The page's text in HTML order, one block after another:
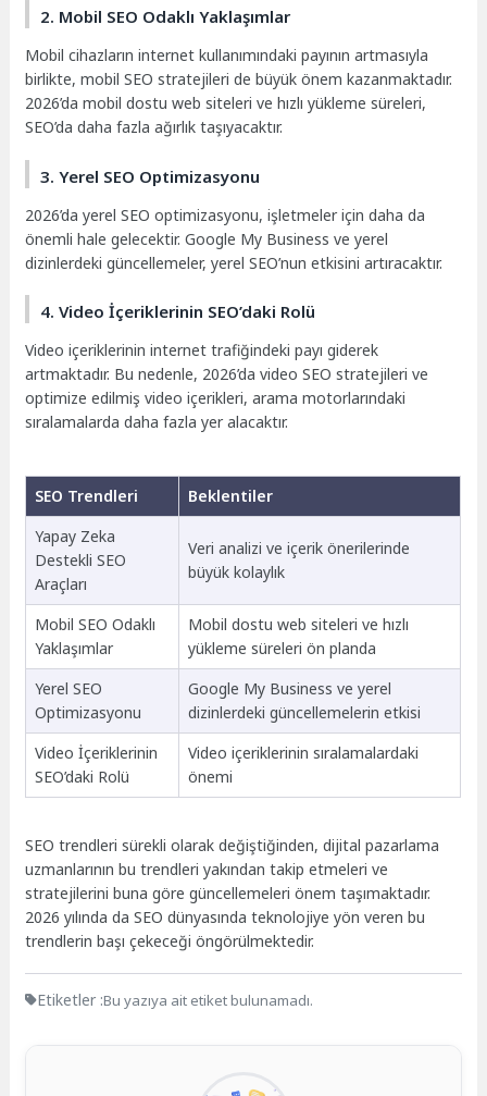
2. Mobil SEO Odaklı Yaklaşımlar
Mobil cihazların internet kullanımındaki payının artmasıyla
birlikte, mobil SEO stratejileri de büyük önem kazanmaktadır.
2026’da mobil dostu web siteleri ve hızlı yükleme süreleri,
SEO’da daha fazla ağırlık taşıyacaktır.
3. Yerel SEO Optimizasyonu
2026’da yerel SEO optimizasyonu, işletmeler için daha da
önemli hale gelecektir. Google My Business ve yerel
dizinlerdeki güncellemeler, yerel SEO’nun etkisini artıracaktır.
4. Video İçeriklerinin SEO’daki Rolü
Video içeriklerinin internet trafiğindeki payı giderek
artmaktadır. Bu nedenle, 2026’da video SEO stratejileri ve
optimize edilmiş video içerikleri, arama motorlarındaki
sıralamalarda daha fazla yer alacaktır.
SEO Trendleri
Beklentiler
Yapay Zeka
Destekli SEO
Araçları
Veri analizi ve içerik önerilerinde
büyük kolaylık
Mobil SEO Odaklı
Yaklaşımlar
Mobil dostu web siteleri ve hızlı
yükleme süreleri ön planda
Yerel SEO
Optimizasyonu
Google My Business ve yerel
dizinlerdeki güncellemelerin etkisi
Video İçeriklerinin
SEO’daki Rolü
Video içeriklerinin sıralamalardaki
önemi
SEO trendleri sürekli olarak değiştiğinden, dijital pazarlama
uzmanlarının bu trendleri yakından takip etmeleri ve
stratejilerini buna göre güncellemeleri önem taşımaktadır.
2026 yılında da SEO dünyasında teknolojiye yön veren bu
trendlerin başı çekeceği öngörülmektedir.
Etiketler :Bu yazıya ait etiket bulunamadı.